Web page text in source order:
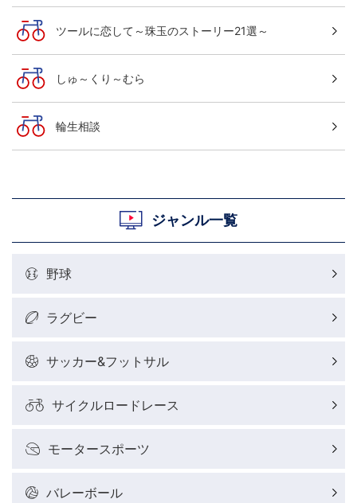
ツールに恋して～珠玉のストーリー21選～
しゅ～くり～むら
輪生相談
ジャンル一覧
野球
ラグビー
サッカー&フットサル
サイクルロードレース
モータースポーツ
バレーボール